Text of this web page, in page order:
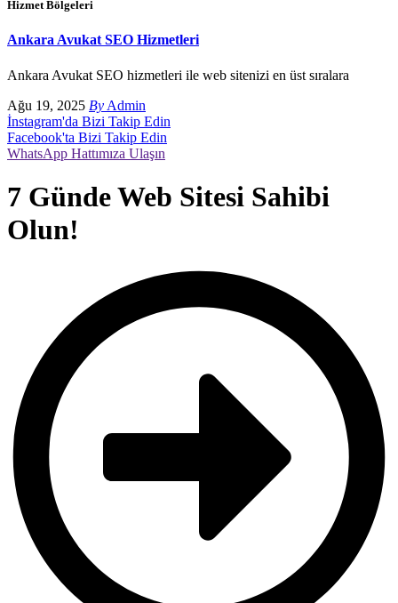
Hizmet Bölgeleri
Ankara Avukat SEO Hizmetleri
Ankara Avukat SEO hizmetleri ile web sitenizi en üst sıralara
Ağu 19, 2025 By Admin
İnstagram'da Bizi Takip Edin
Facebook'ta Bizi Takip Edin
WhatsApp Hattımıza Ulaşın
7 Günde Web Sitesi Sahibi
Olun!